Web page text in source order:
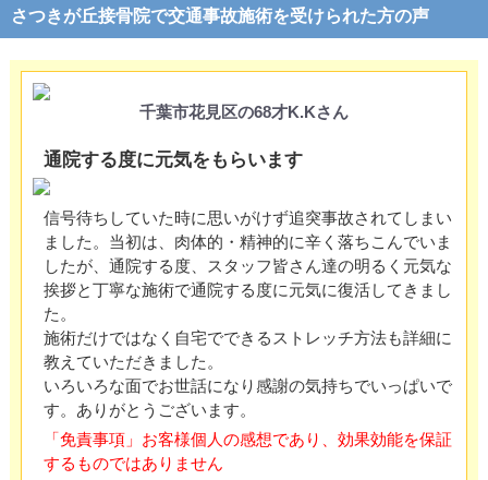
さつきが丘接骨院で交通事故施術を受けられた方の声
千葉市花見区の68才K.Kさん
通院する度に元気をもらいます
信号待ちしていた時に思いがけず追突事故されてしまい
ました。当初は、肉体的・精神的に辛く落ちこんでいま
したが、通院する度、スタッフ皆さん達の明るく元気な
挨拶と丁寧な施術で通院する度に元気に復活してきまし
た。
施術だけではなく自宅でできるストレッチ方法も詳細に
教えていただきました。
いろいろな面でお世話になり感謝の気持ちでいっぱいで
す。ありがとうございます。
「免責事項」お客様個人の感想であり、効果効能を保証
するものではありません